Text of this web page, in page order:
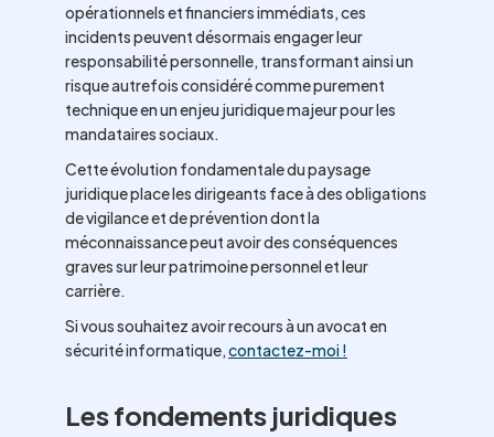
opérationnels et financiers immédiats, ces
incidents peuvent désormais engager leur
responsabilité personnelle, transformant ainsi un
risque autrefois considéré comme purement
technique en un enjeu juridique majeur pour les
mandataires sociaux.
Cette évolution fondamentale du paysage
juridique place les dirigeants face à des obligations
de vigilance et de prévention dont la
méconnaissance peut avoir des conséquences
graves sur leur patrimoine personnel et leur
carrière.
Si vous souhaitez avoir recours à un avocat en
sécurité informatique,contactez-moi !
Les fondements juridiques